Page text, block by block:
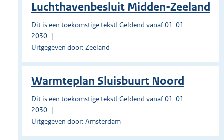
Luchthavenbesluit Midden-Zeeland
Dit is een toekomstige tekst! Geldend vanaf 01-01-
2030
Uitgegeven door: Zeeland
Warmteplan Sluisbuurt Noord
Dit is een toekomstige tekst! Geldend vanaf 01-01-
2030
Uitgegeven door: Amsterdam